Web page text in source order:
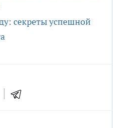
секреты успешной